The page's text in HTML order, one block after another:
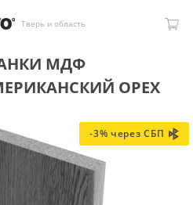
Тверь и область
МДФ
ОРЕХ
-3% через СБП